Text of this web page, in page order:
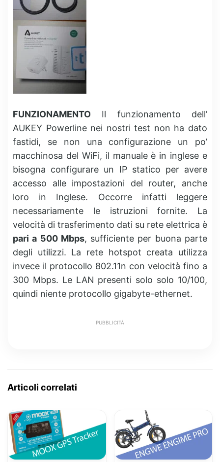
FUNZIONAMENTO Il funzionamento dell’
AUKEY Powerline nei nostri test non ha dato
fastidi, se non una configurazione un po’
macchinosa del WiFi, il manuale è in inglese e
bisogna configurare un IP statico per avere
accesso alle impostazioni del router, anche
loro in Inglese. Occorre infatti leggere
necessariamente le istruzioni fornite. La
velocità di trasferimento dati su rete elettrica è
pari a 500 Mbps, sufficiente per buona parte
degli utilizzi. La rete hotspot creata utilizza
invece il protocollo 802.11n con velocità fino a
300 Mbps. Le LAN presenti solo solo 10/100,
quindi niente protocollo gigabyte-ethernet.
PUBBLICITÀ
Articoli correlati